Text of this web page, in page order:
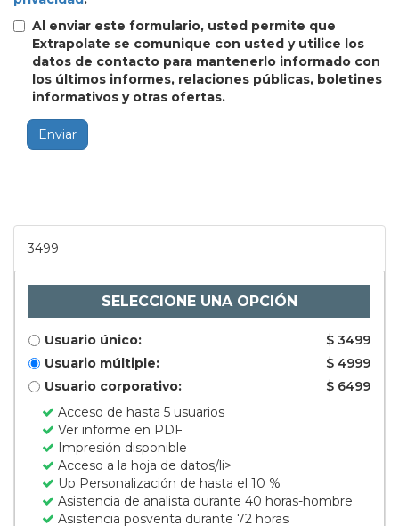
Al enviar este formulario, usted permite que
Extrapolate se comunique con usted y utilice los
datos de contacto para mantenerlo informado con
los últimos informes, relaciones públicas, boletines
informativos y otras ofertas.
Enviar
3499
SELECCIONE UNA OPCIÓN
Usuario único:
$ 3499
Usuario múltiple:
$ 4999
Usuario corporativo:
$ 6499
Acceso de hasta 5 usuarios
Ver informe en PDF
Impresión disponible
Acceso a la hoja de datos/li>
Up Personalización de hasta el 10 %
Asistencia de analista durante 40 horas-hombre
Asistencia posventa durante 72 horas